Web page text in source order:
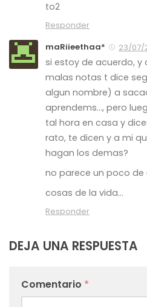
to2
Responder
maRiieethaa*
23/07/
si estoy de acuerdo, y
malas notas t dice
algun nombre) a
aprendems…, pero
tal hora en casa y
rato, te dicen y a mi
hagan los demas?
no parece un poco de
cosas de la vida…
Responder
DEJA UNA RESPUESTA
Comentario *